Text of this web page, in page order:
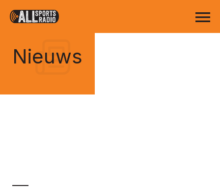
Nieuws